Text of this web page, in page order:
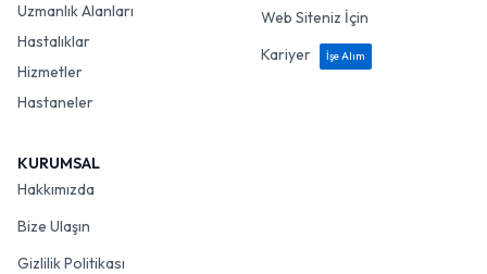
Uzmanlık Alanları
Hastalıklar
Hizmetler
Hastaneler
Web Siteniz İçin
Kariyer
İşe Alım
KURUMSAL
Hakkımızda
Bize Ulaşın
Gizlilik Politikası